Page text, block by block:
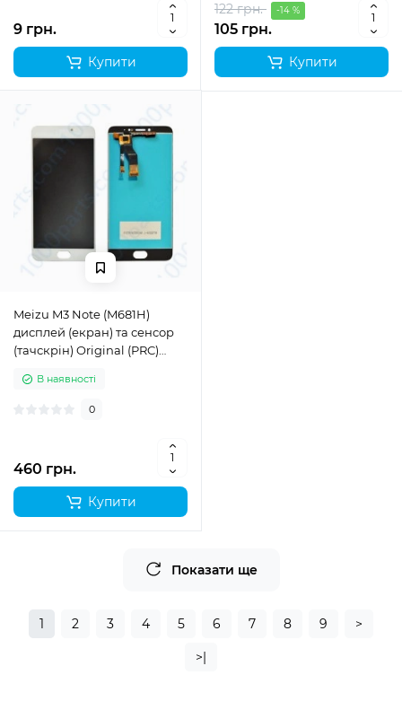
9 грн.
Купити
122 грн. -14 %
105 грн.
Купити
Meizu M3 Note (M681H)
дисплей (екран) та сенсор
(тачскрін) Original (PRC)
В наявності
0
460 грн.
Купити
Показати ще
1 2 3 4 5 6 7 8 9 >
>|